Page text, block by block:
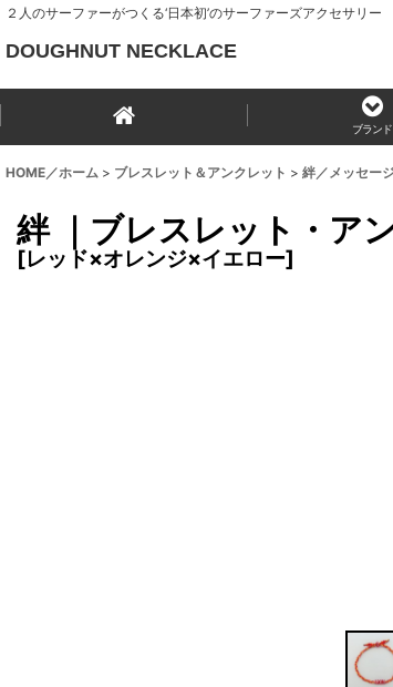
２人のサーファーがつくる‘日本初’のサーファーズアクセサリー
DOUGHNUT NECKLACE
ブランド
HOME／ホーム > ブレスレット＆アンクレット > 絆／メッセー
絆 ｜ブレスレット・ア
[レッド×オレンジ×イエロー]